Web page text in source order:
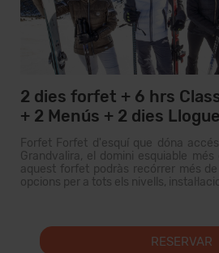
2 dies forfet + 6 hrs
+ 2 Menús + 2 dies
Forfet Forfet d'esquí que dóna
Grandvalira, el domini esquiable
aquest forfet podràs recórrer més
opcions per a tots els nivells,
RESERVAR